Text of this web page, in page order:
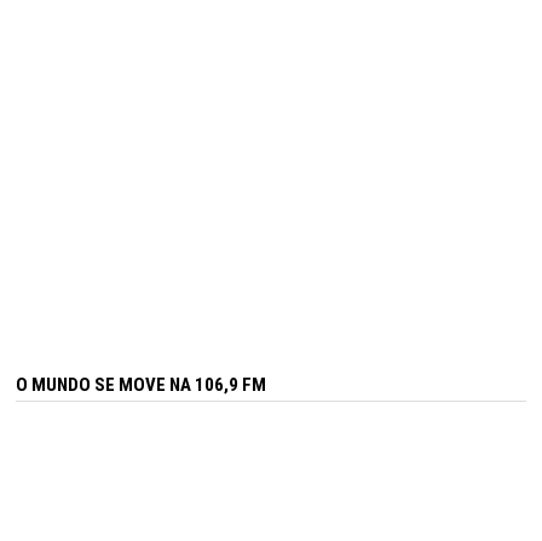
O MUNDO SE MOVE NA 106,9 FM